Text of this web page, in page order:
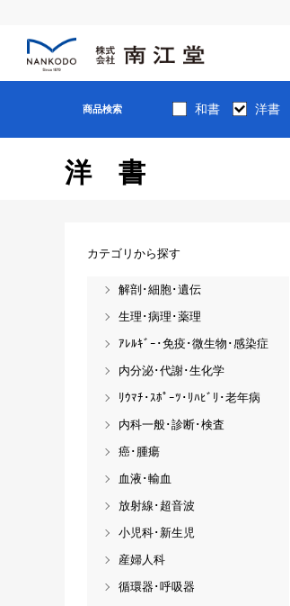
商品検索 和書 洋書
洋書
カテゴリから探す
解剖･細胞･遺伝
生理･病理･薬理
ｱﾚﾙｷﾞｰ･免疫･微生物･感染症
内分泌･代謝･生化学
ﾘｳﾏﾁ･ｽﾎﾟｰﾂ･ﾘﾊﾋﾞﾘ･老年病
内科一般･診断･検査
癌･腫瘍
血液･輸血
放射線･超音波
小児科･新生児
産婦人科
循環器･呼吸器